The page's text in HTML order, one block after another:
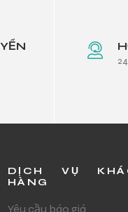
DỊCH VỤ
HÀNG
Yêu cầu báo giá